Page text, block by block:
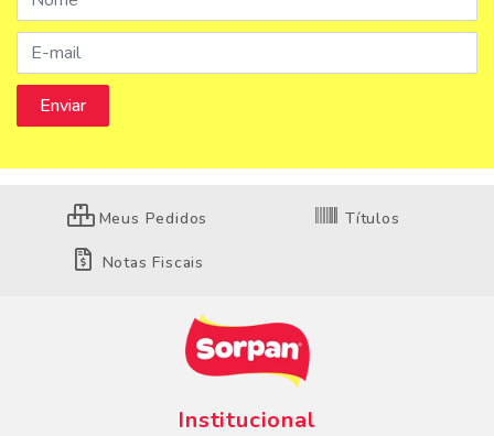
Meus Pedidos Títulos
Notas Fiscais
Institucional